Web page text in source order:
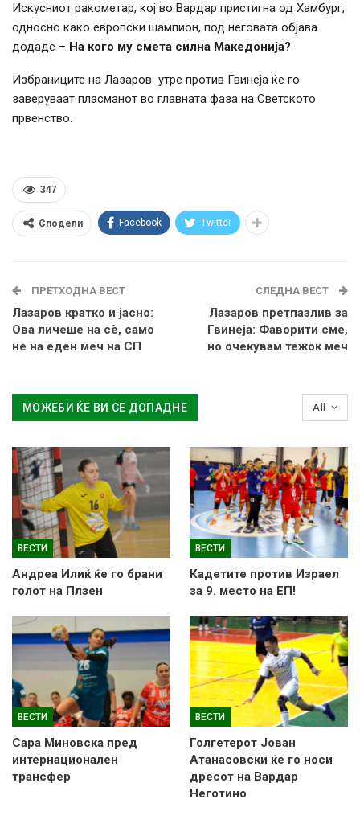
Искусниот ракометар, кој во Вардар пристигна од Хамбург,
односно како европски шампион, под неговата објава
додаде – На кого му смета силна Македонија?
Избраниците на Лазаров утре против Гвинеја ќе го
заверуваат пласманот во главната фаза на Светското
првенство.
347
Сподели Facebook Twitter
ПРЕТХОДНА ВЕСТ
Лазаров кратко и јасно:
Ова личеше на сè, само
не на еден меч на СП
СЛЕДНА ВЕСТ
Лазаров претпазлив за
Гвинеја: Фаворити сме,
но очекувам тежок меч
All
МОЖЕБИ ЌЕ ВИ СЕ ДОПАДНЕ
ВЕСТИ
Андреа Илиќ ќе го брани
голот на Плзен
ВЕСТИ
Кадетите против Израел
за 9. место на ЕП!
ВЕСТИ
Сара Миновска пред
интернационален
трансфер
ВЕСТИ
Голгетерот Јован
Атанасовски ќе го носи
дресот на Вардар
Неготино